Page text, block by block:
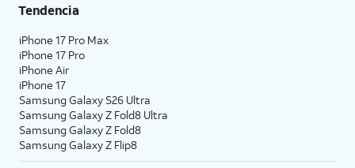
Tendencia
iPhone 17 Pro Max
iPhone 17 Pro
iPhone Air
iPhone 17
Samsung Galaxy S26 Ultra
Samsung Galaxy Z Fold8 Ultra
Samsung Galaxy Z Fold8
Samsung Galaxy Z Flip8